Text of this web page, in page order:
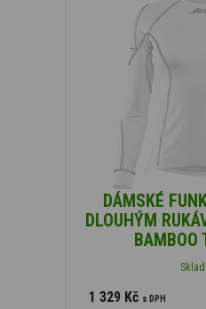
DÁMSKÉ
DLOUHÝM
BAMBOO
1 329 Kč s DPH